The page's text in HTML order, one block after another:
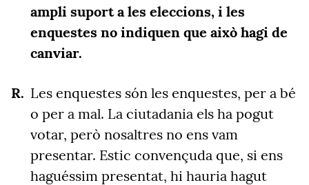
ampli suport a les eleccions, i les
enquestes no indiquen que això hagi de
canviar.
Les enquestes són les enquestes, per a bé
o per a mal. La ciutadania els ha pogut
votar, però nosaltres no ens vam
presentar. Estic convençuda que, si ens
haguéssim presentat, hi hauria hagut